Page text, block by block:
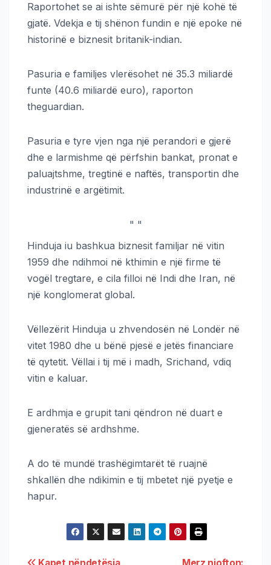
Raportohet se ai ishte sëmurë për një kohë të
gjatë. Vdekja e tij shënon fundin e një epoke në
historinë e biznesit britanik-indian.
Pasuria e familjes vlerësohet në 35.3 miliardë
funte (40.6 miliardë euro), raporton
theguardian.
Pasuria e tyre vjen nga një perandori e gjerë
dhe e larmishme që përfshin bankat, pronat e
paluajtshme, tregtinë e naftës, transportin dhe
industrinë e argëtimit.
" "
Hinduja iu bashkua biznesit familjar në vitin
1959 dhe ndihmoi në kthimin e një firme të
vogël tregtare, e cila filloi në Indi dhe Iran, në
një konglomerat global.
Vëllezërit Hinduja u zhvendosën në Londër në
vitet 1980 dhe u bënë pjesë e jetës financiare
të qytetit. Vëllai i tij më i madh, Srichand, vdiq
vitin e kaluar.
E ardhmja e grupit tani qëndron në duart e
gjeneratës së ardhshme.
A do të mundë trashëgimtarët të ruajnë
shkallën dhe ndikimin e tij mbetet një pyetje e
hapur.